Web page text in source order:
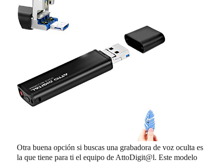
Otra buena opción si buscas una grabadora de voz oculta es
la que tiene para ti el equipo de AttoDigit@l. Este modelo